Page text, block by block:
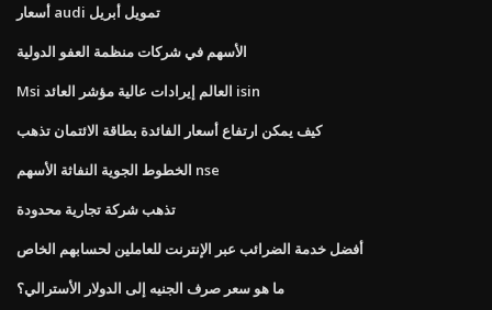
أسعار audi تمويل أبريل
الأسهم في شركات منظمة العفو الدولية
Msi العالم إيرادات عالية مؤشر العائد isin
كيف يمكن ارتفاع أسعار الفائدة بطاقة الائتمان تذهب
الخطوط الجوية النفاثة الأسهم nse
تذهب شركة تجارية محدودة
أفضل خدمة الضرائب عبر الإنترنت للعاملين لحسابهم الخاص
ما هو سعر صرف الجنيه إلى الدولار الأسترالي؟